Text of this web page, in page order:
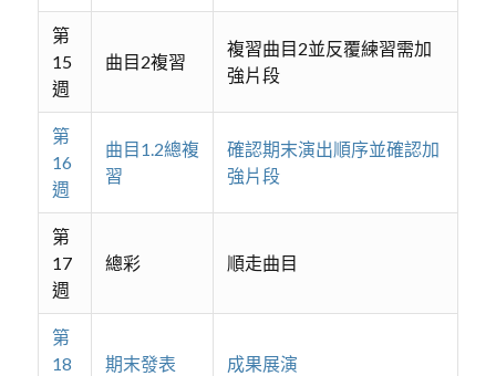
第
15
週
曲目2複習
複習曲目2並反覆練習需加
強片段
第
16
週
曲目1.2總複
習
確認期末演出順序並確認加
強片段
第
17
週
總彩 順走曲目
第
18
期末發表 成果展演